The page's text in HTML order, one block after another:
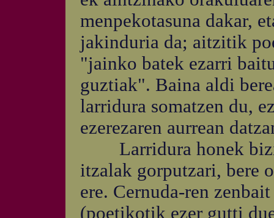
menpekotasuna dakar,
jakinduria da; aitzitik
"jainko batek ezarri
guztiak". Baina aldi
larridura somatzen du,
ezerezaren aurrean
Larridura honek
itzalak gorputzari, bere
ere. Cernuda-ren
(poetikotik ezer gutti